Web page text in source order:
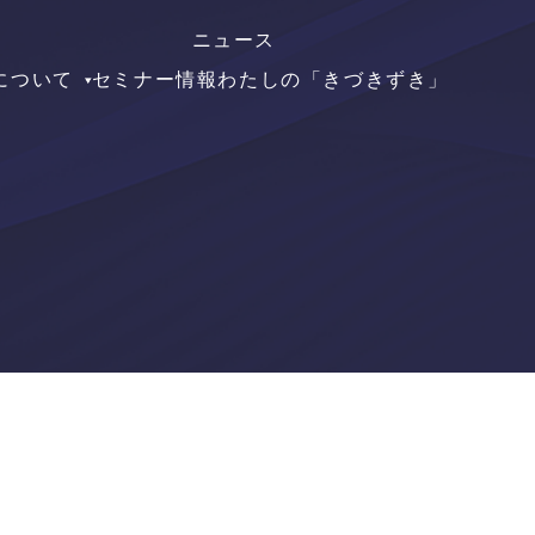
ニュース
ついて
セミナー情報 わたしの「きづきずき」